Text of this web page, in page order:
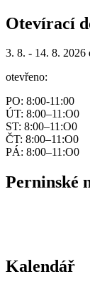
Otevírací
3. 8. - 14. 8. 2026
otevřeno:
PO: 8:00-11:00
ÚT: 8:00–11:O0
ST: 8:00–11:O0
ČT: 8:00–11:O0
PÁ: 8:00–11:O0
Perninské
Kalendář